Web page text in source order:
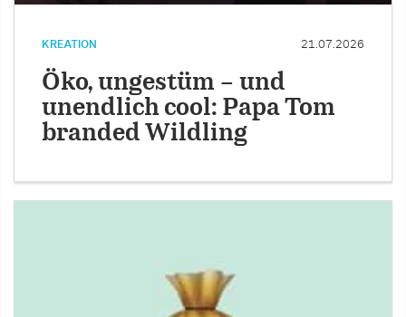
KREATION 21.07.2026
Öko, ungestüm – und
unendlich cool: Papa Tom
branded Wildling